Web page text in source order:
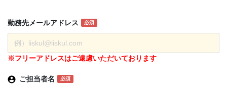
勤務先メールアドレス 必須
※フリーアドレスはご遠慮いただいております
ご担当者名 必須